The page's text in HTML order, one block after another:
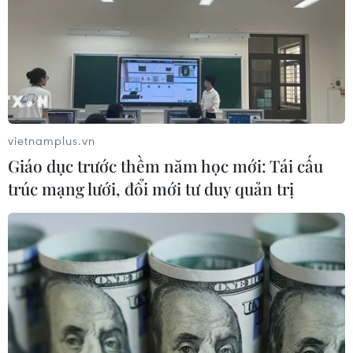
sách giảm thuế tiêu thụ thực phẩm
xuống 1%
05/08/2026 15:30
CƠ QUAN CHỦ QUẢN: THÔNG TẤN XÃ VIỆT NAM
Tổng Biên tập: TRẦN TIẾN DUẨN
Phó Tổng Biên tập: NGUYỄN THỊ TÁM, KHÚC THANH
THỦY
vietnamplus.vn
Giáo dục trước thềm năm học mới: Tái cấu
trúc mạng lưới, đổi mới tư duy quản trị